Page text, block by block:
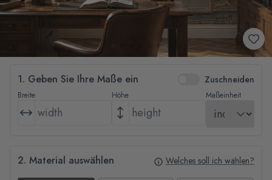
1. Geben Sie Ihre Maße ein Zuschneiden
Breite Höhe Maßeinheit
2. Material auswählen Welches soll ich wählen?